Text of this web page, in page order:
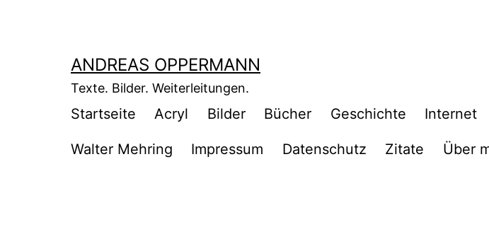
ANDREAS OPPERMANN
Texte. Bilder. Weiterleitungen.
Startseite Acryl Bilder Bücher Geschichte Internet
Walter Mehring Impressum Datenschutz Zitate Über